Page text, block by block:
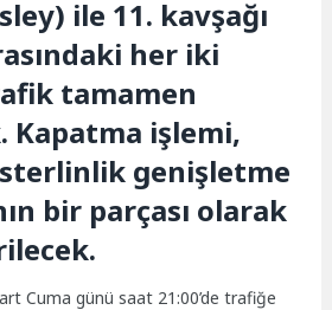
ile 11. kavşağı
her iki
tamamen
Kapatma işlemi,
genişletme
bir parçası olarak
Cuma günü saat 21:00’de trafiğe